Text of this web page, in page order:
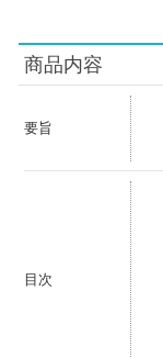
商品内容
要旨
目次